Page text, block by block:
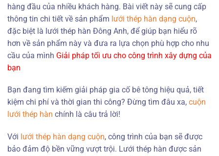
hàng đầu của nhiều khách hàng. Bài viết này sẽ cung cấp
thông tin chi tiết về sản phẩm lưới thép hàn dạng cuộn,
đặc biệt là lưới thép hàn Đông Anh, để giúp bạn hiểu rõ
hơn về sản phẩm này và đưa ra lựa chọn phù hợp cho nhu
cầu của mình Giải pháp tối ưu cho công trình xây dựng của
bạn
Bạn đang tìm kiếm giải pháp gia cố bê tông hiệu quả, tiết
kiệm chi phí và thời gian thi công? Đừng tìm đâu xa, cuộn
lưới thép hàn chính là câu trả lời!
Với lưới thép hàn dạng cuộn, công trình của bạn sẽ được
bảo đảm độ bền vững vượt trội. Lưới thép hàn được sản